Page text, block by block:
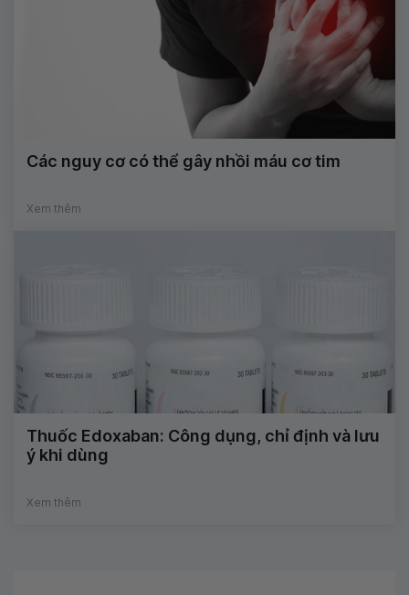
Các nguy cơ có thể gây nhồi máu cơ tim
Xem thêm
Thuốc Edoxaban: Công dụng, chỉ định và lưu
ý khi dùng
Xem thêm